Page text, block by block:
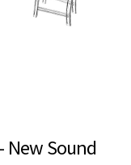
New Sound